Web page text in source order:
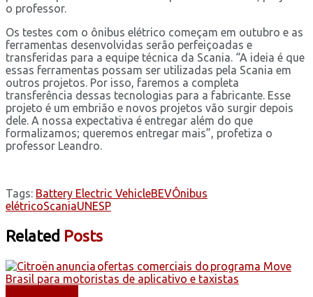
o professor.
Os testes com o ônibus elétrico começam em outubro e as
ferramentas desenvolvidas serão perfeiçoadas e
transferidas para a equipe técnica da Scania. “A ideia é que
essas ferramentas possam ser utilizadas pela Scania em
outros projetos. Por isso, faremos a completa
transferência dessas tecnologias para a fabricante. Esse
projeto é um embrião e novos projetos vão surgir depois
dele. A nossa expectativa é entregar além do que
formalizamos; queremos entregar mais”, profetiza o
professor Leandro.
Tags: Battery Electric VehicleBEVÔnibus
elétricoScaniaUNESP
Related Posts